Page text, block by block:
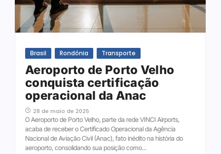
Brasil Rondônia Transporte
Aeroporto de Porto Velho
conquista certificação
operacional da Anac
28 de maio de 2025
O Aeroporto de Porto Velho, parte da rede VINCI Airports,
acaba de receber o Certificado Operacional da Agência
Nacional de Aviação Civil (Anac), fato inédito na história do
aeroporto, consolidando sua posição como...